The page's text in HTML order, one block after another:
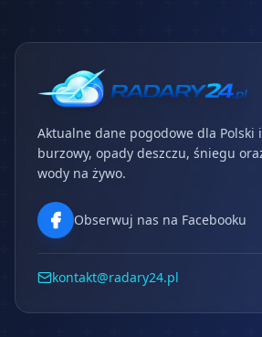
Aktualne dane pogodowe dla Polski
burzowy, opady deszczu, śniegu
wody na żywo.
Obserwuj nas na Facebooku
kontakt@radary24.pl